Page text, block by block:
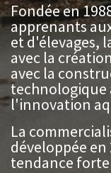
Fondée en
apprenants
et d'élevages,
avec la
avec la
technologique
l'innovation
La
développée
tendance